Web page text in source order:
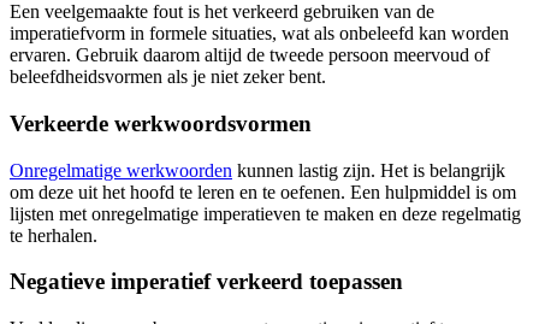
Een veelgemaakte fout is het verkeerd gebruiken van de
imperatiefvorm in formele situaties, wat als onbeleefd kan worden
ervaren. Gebruik daarom altijd de tweede persoon meervoud of
beleefdheidsvormen als je niet zeker bent.
Verkeerde werkwoordsvormen
Onregelmatige werkwoorden kunnen lastig zijn. Het is belangrijk
om deze uit het hoofd te leren en te oefenen. Een hulpmiddel is om
lijsten met onregelmatige imperatieven te maken en deze regelmatig
te herhalen.
Negatieve imperatief verkeerd toepassen